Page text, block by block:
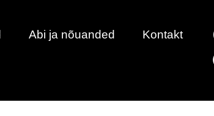
Abi ja nõuanded Kontakt